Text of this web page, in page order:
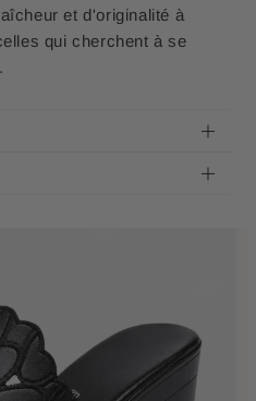
et d'originalité à
qui cherchent à se